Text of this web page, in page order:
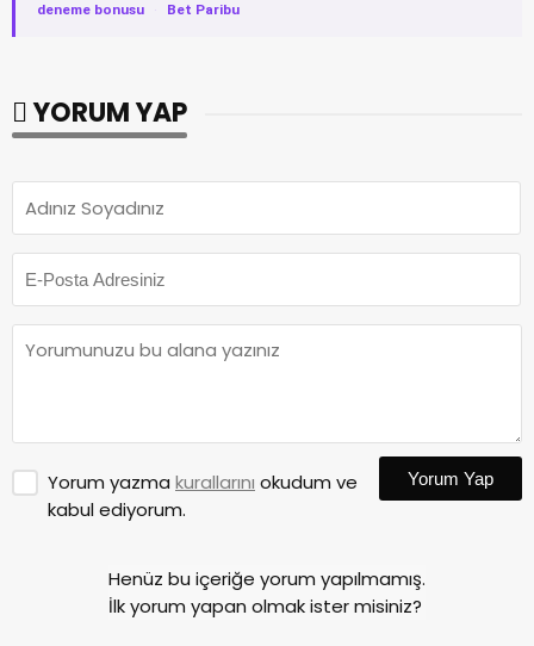
deneme bonusu
· Bet Paribu
YORUM YAP
Yorum yazma kurallarını okudum ve
kabul ediyorum.
Yorum Yap
Henüz bu içeriğe yorum yapılmamış.
İlk yorum yapan olmak ister misiniz?